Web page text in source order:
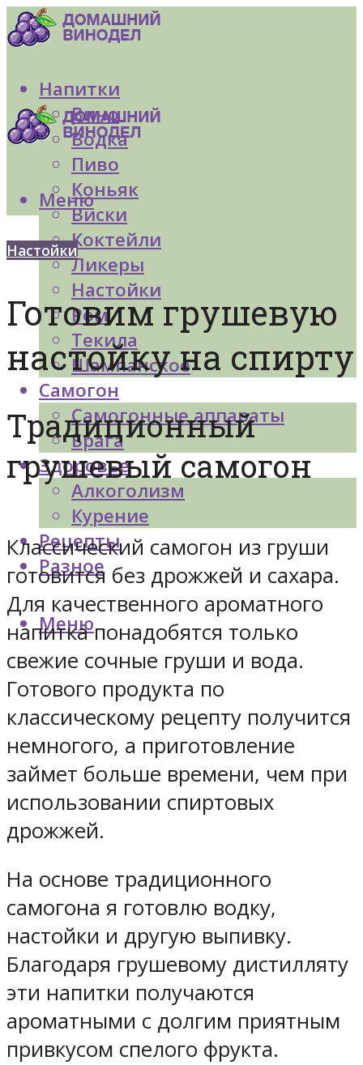
Напитки
Вино
Водка
Пиво
Коньяк
Виски
Коктейли
Ликеры
Настойки
Ром
Текила
Шампанское
Самогон
Самогонные аппараты
Брага
Здоровье
Алкоголизм
Курение
Рецепты
Разное
Меню
Меню
Настойки
Готовим грушевую
настойку на спирту
Традиционный
грушевый самогон
Классический самогон из груши
готовится без дрожжей и сахара.
Для качественного ароматного
напитка понадобятся только
свежие сочные груши и вода.
Готового продукта по
классическому рецепту получится
немногого, а приготовление
займет больше времени, чем при
использовании спиртовых
дрожжей.
На основе традиционного
самогона я готовлю водку,
настойки и другую выпивку.
Благодаря грушевому дистилляту
эти напитки получаются
ароматными с долгим приятным
привкусом спелого фрукта.